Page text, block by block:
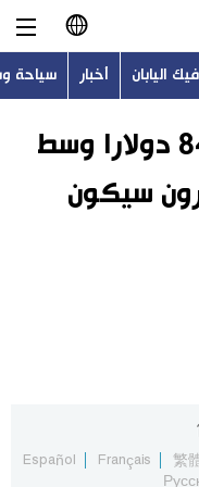
日本語
English
简体字
اليابان أخبار سياحة
أسعار النفط تقترب من 84 دولارا وسط
سيكون
繁
Français
Español